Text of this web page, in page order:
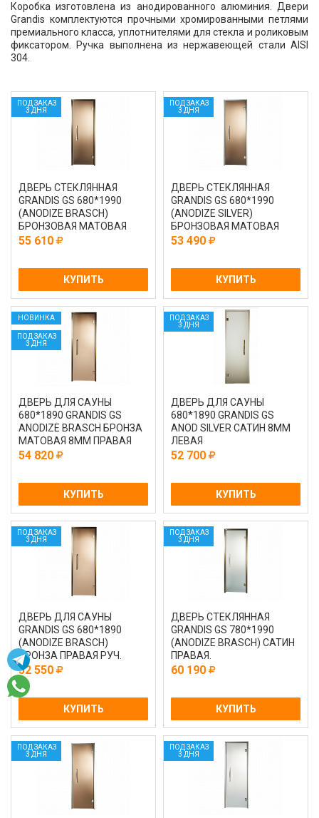
ПОД ЗАКАЗ
3 ДНЯ
ДВЕРЬ СТЕКЛЯННАЯ
GRANDIS GS 680*1990
(ANODIZE BRASCH)
БРОНЗОВАЯ МАТОВАЯ
ПРАВАЯ
55 610
КУПИТЬ
ПОД ЗАКАЗ
3 ДНЯ
ДВЕРЬ СТЕКЛЯННАЯ
GRANDIS GS 680*1990
(ANODIZE SILVER)
БРОНЗОВАЯ МАТОВАЯ
ПРАВАЯ
53 490
КУПИТЬ
НОВИНКА
ПОД ЗАКАЗ
3 ДНЯ
ДВЕРЬ ДЛЯ САУНЫ
680*1890 GRANDIS GS
ANODIZE BRASCH БРОНЗА
МАТОВАЯ 8ММ ПРАВАЯ
54 820
КУПИТЬ
ПОД ЗАКАЗ
3 ДНЯ
ДВЕРЬ ДЛЯ САУНЫ
680*1890 GRANDIS GS
ANOD SILVER САТИН 8ММ
ЛЕВАЯ
52 700
КУПИТЬ
ПОД ЗАКАЗ
3 ДНЯ
ДВЕРЬ ДЛЯ САУНЫ
GRANDIS GS 680*1890
(ANODIZE BRASCH)
БРОНЗА ПРАВАЯ РУЧ.
КОМБИ.ИЛИ HAMAM
52 550
КУПИТЬ
ПОД ЗАКАЗ
3 ДНЯ
ДВЕРЬ СТЕКЛЯННАЯ
GRANDIS GS 780*1990
(ANODIZE BRASCH) САТИН
ПРАВАЯ.
60 190
КУПИТЬ
ПОД ЗАКАЗ
3 ДНЯ
ПОД ЗАКАЗ
3 ДНЯ
Коробка изготовлена из анодированного алюминия. Двери
Grandis комплектуются прочными хромированными петлями
премиального класса, уплотнителями для стекла и роликовым
фиксатором. Ручка выполнена из нержавеющей стали AISI
304.